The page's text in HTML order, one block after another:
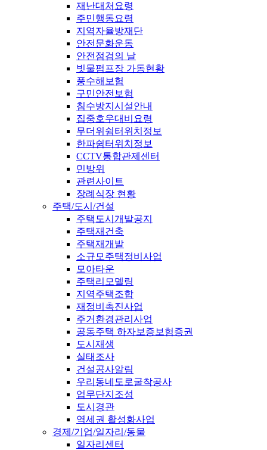
재난대처요령
주민행동요령
지역자율방재단
안전문화운동
안전점검의 날
빗물펌프장 가동현황
풍수해보험
구민안전보험
침수방지시설안내
집중호우대비요령
무더위쉼터위치정보
한파쉼터위치정보
CCTV통합관제센터
민방위
관련사이트
장례식장 현황
주택/도시/건설
주택도시개발공지
주택재건축
주택재개발
소규모주택정비사업
모아타운
주택리모델링
지역주택조합
재정비촉진사업
주거환경관리사업
공동주택 하자보증보험증권
도시재생
실태조사
건설공사알림
우리동네도로굴착공사
업무단지조성
도시경관
역세권 활성화사업
경제/기업/일자리/동물
일자리센터